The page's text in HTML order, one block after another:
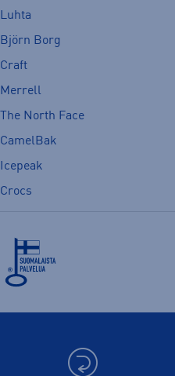
Luhta
Björn Borg
Craft
Merrell
The North Face
CamelBak
Icepeak
Crocs